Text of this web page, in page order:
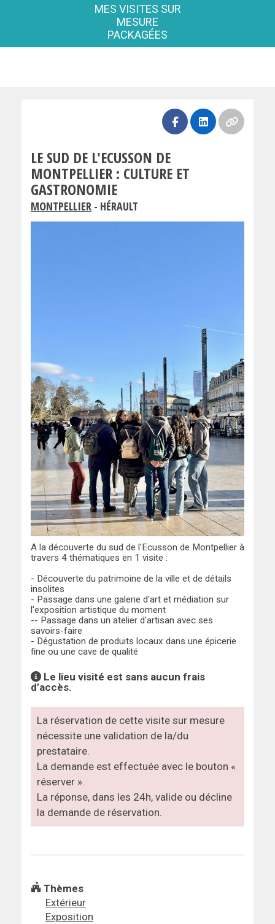
MES VISITES SUR
MESURE
PACKAGÉES
LE SUD DE L'ECUSSON DE
MONTPELLIER : CULTURE ET
GASTRONOMIE
MONTPELLIER - HÉRAULT
A la découverte du sud de l'Ecusson de Montpellier à
travers 4 thématiques en 1 visite :
- Découverte du patrimoine de la ville et de détails
insolites
- Passage dans une galerie d'art et médiation sur
l'exposition artistique du moment
-- Passage dans un atelier d'artisan avec ses
savoirs-faire
- Dégustation de produits locaux dans une épicerie
fine ou une cave de qualité
Le lieu visité est sans aucun frais
d’accès.
La réservation de cette visite sur mesure
nécessite une validation de la/du
prestataire.
La demande est effectuée avec le bouton «
réserver ».
La réponse, dans les 24h, valide ou décline
la demande de réservation.
Thèmes
Extérieur
Exposition